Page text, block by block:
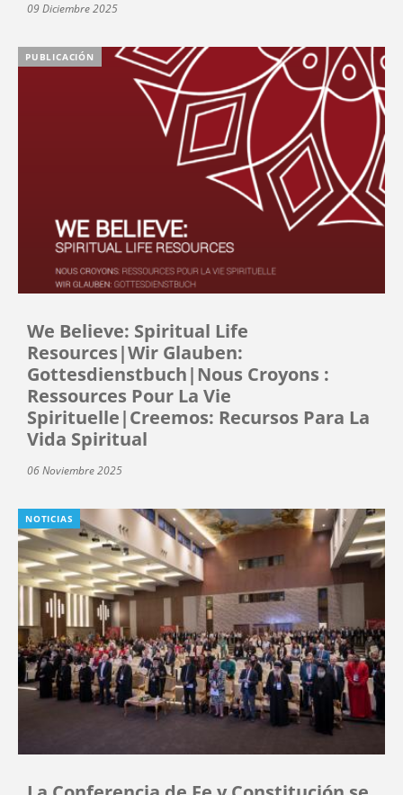
09 Diciembre 2025
PUBLICACIÓN
We Believe: Spiritual Life
Resources|Wir Glauben:
Gottesdienstbuch|Nous Croyons :
Ressources Pour La Vie
Spirituelle|Creemos: Recursos Para La
Vida Spiritual
06 Noviembre 2025
NOTICIAS